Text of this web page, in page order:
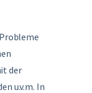
der
u.v.m. In